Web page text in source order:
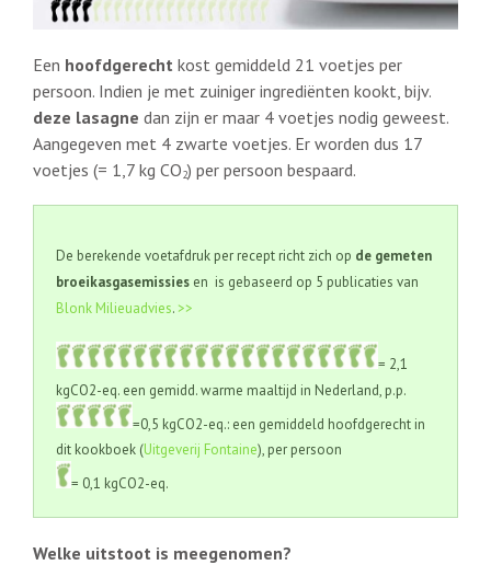
Een hoofdgerecht kost gemiddeld 21 voetjes per
persoon. Indien je met zuiniger ingrediënten kookt, bijv.
deze lasagne dan zijn er maar 4 voetjes nodig geweest.
Aangegeven met 4 zwarte voetjes. Er worden dus 17
voetjes (= 1,7 kg CO2) per persoon bespaard.
De berekende voetafdruk per recept richt zich op de gemeten
broeikasgasemissies en is gebaseerd op 5 publicaties van
Blonk Milieuadvies. >>
= 2,1
kgCO2-eq. een gemidd. warme maaltijd in Nederland, p.p.
=0,5 kgCO2-eq.: een gemiddeld hoofdgerecht in
dit kookboek (Uitgeverij Fontaine), per persoon
= 0,1 kgCO2-eq.
Welke uitstoot is meegenomen?